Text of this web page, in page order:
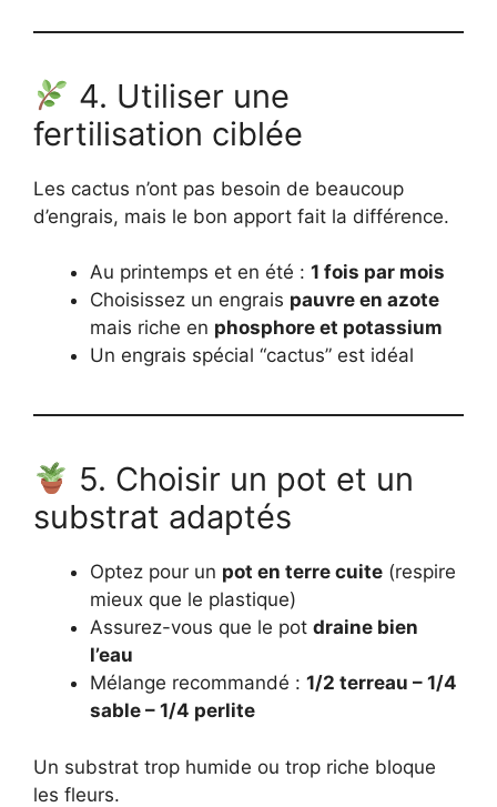
4. Utiliser une
fertilisation ciblée
Les cactus n’ont pas besoin de beaucoup
d’engrais, mais le bon apport fait la différence.
Au printemps et en été : 1 fois par mois
Choisissez un engrais pauvre en azote
mais riche en phosphore et potassium
Un engrais spécial “cactus” est idéal
5. Choisir un pot et un
substrat adaptés
Optez pour un pot en terre cuite (respire
mieux que le plastique)
Assurez-vous que le pot draine bien
l’eau
Mélange recommandé : 1/2 terreau – 1/4
sable – 1/4 perlite
Un substrat trop humide ou trop riche bloque
les fleurs.